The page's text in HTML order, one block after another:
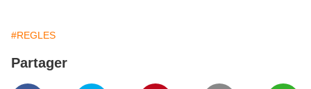
#REGLES
Partager